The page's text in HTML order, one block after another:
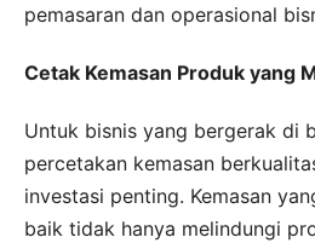
pemasaran dan operasional
Cetak Kemasan Produk yang
Untuk bisnis yang bergerak di
percetakan kemasan
investasi penting. Kemasan
baik tidak hanya melindungi